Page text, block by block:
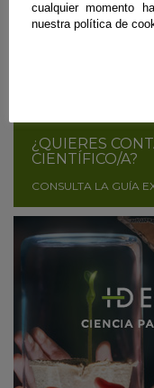
¿ERES
¿QUIERES
CIENTÍFICO/A?
CONSULTA LA GUÍA
cualquier momento
nuestra política de